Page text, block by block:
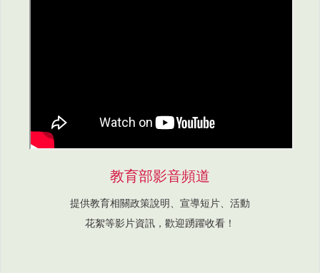
教育部影音頻道
提供教育相關政策說明、宣導短片、活動
花絮等影片資訊，歡迎踴躍收看！